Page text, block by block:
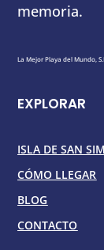
memoria.
La Mejor Playa del Mundo,
EXPLORAR
ISLA DE SAN
CÓMO LLEGAR
BLOG
CONTACTO